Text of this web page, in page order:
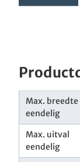
Max. breedte
eendelig
Max. uitval
eendelig